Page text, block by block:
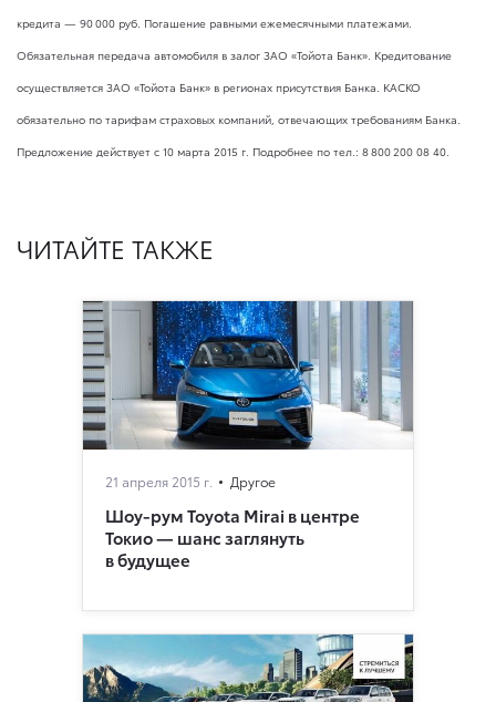
кредита — 90 000 руб. Погашение равными ежемесячными платежами.
Обязательная передача автомобиля в залог ЗАО «Тойота Банк». Кредитование
осуществляется ЗАО «Тойота Банк» в регионах присутствия Банка. КАСКО
обязательно по тарифам страховых компаний, отвечающих требованиям Банка.
Предложение действует с 10 марта 2015 г. Подробнее по тел.: 8 800 200 08 40.
ЧИТАЙТЕ ТАКЖЕ
21 апреля 2015 г. Другое
Шоу-рум Toyota Mirai в центре
Токио — шанс заглянуть
в будущее